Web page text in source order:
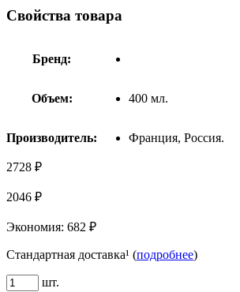
Свойства товара
Бренд:
Объем: 400 мл.
Производитель: Франция, Россия.
2728 ₽
2046 ₽
Экономия: 682 ₽
Стандартная доставка¹ (подробнее)
шт.